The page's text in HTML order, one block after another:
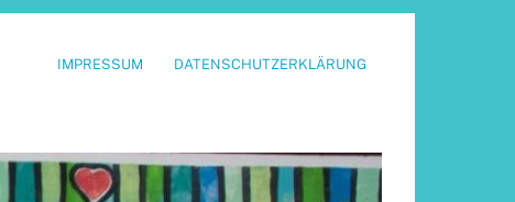
IMPRESSUM DATENSCHUTZERKLÄRUNG